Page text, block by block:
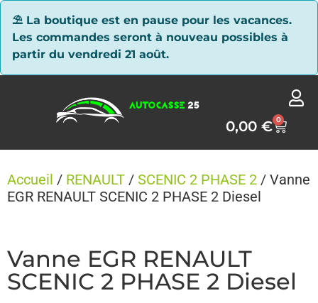
⛱ La boutique est en pause pour les vacances.
Les commandes seront à nouveau possibles à
partir du vendredi 21 août.
0,00€ 0
Accueil / RENAULT / SCENIC 2 PHASE 2 / Vanne
EGR RENAULT SCENIC 2 PHASE 2 Diesel
Vanne EGR RENAULT
SCENIC 2 PHASE 2 Diesel
Panneau de gestion des cookies